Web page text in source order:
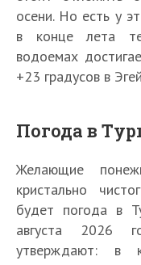
осени. Но есть у
в конце лета
водоемах
+23 градусов в
Погода в
Желающие
кристально
будет погода в
августа 2026
утверждают: в